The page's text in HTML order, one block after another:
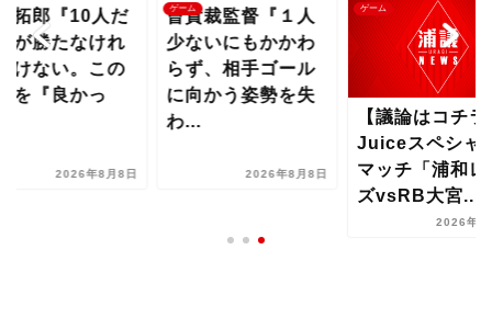
拓郎『10人だ
が勝たなけれ
けない。この
を『良かっ
2026年8月8日
ゲーム
曺貴裁監督『１人
少ないにもかかわ
らず、相手ゴール
に向かう姿勢を失
わ...
2026年8月8日
ゲーム
【議論はコチラ
Juiceスペシャ
マッチ「浦和レ
ズvsRB大宮...
2026年8